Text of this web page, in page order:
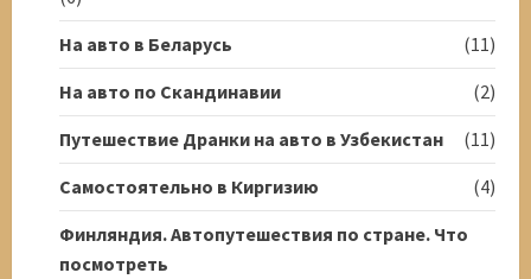
На авто в Беларусь
(11)
На авто по Скандинавии
(2)
Путешествие Дранки на авто в Узбекистан
(11)
Самостоятельно в Киргизию
(4)
Финляндия. Автопутешествия по стране. Что
посмотреть